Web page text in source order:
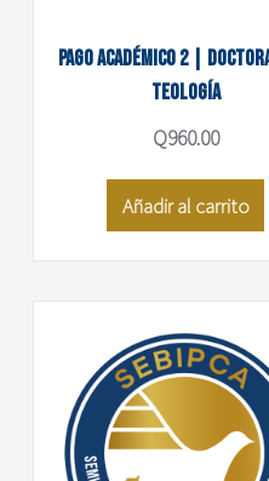
Pago académico 2 |
Teología
Q960.00
Añadir al carrito